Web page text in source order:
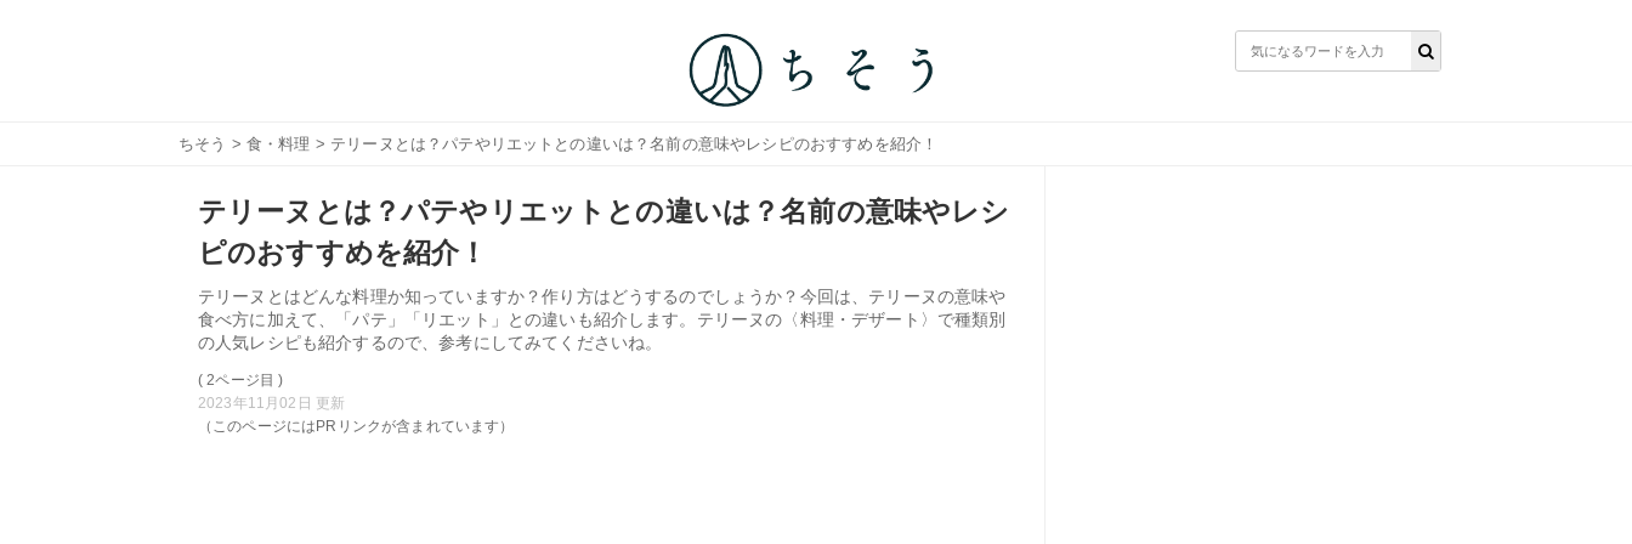
ちそう > 食・料理 > テリーヌとは？パテやリエットとの違いは？名前の意味やレシピのおすすめを紹介！
テリーヌとは？パテやリエットとの違いは？名前の意味やレシ
ピのおすすめを紹介！
テリーヌとはどんな料理か知っていますか？作り方はどうするのでしょうか？今回は、テリーヌの意味や
食べ方に加えて、「パテ」「リエット」との違いも紹介します。テリーヌの〈料理・デザート〉で種類別
の人気レシピも紹介するので、参考にしてみてくださいね。
( 2ページ目 )
2023年11月02日 更新
（このページにはPRリンクが含まれています）